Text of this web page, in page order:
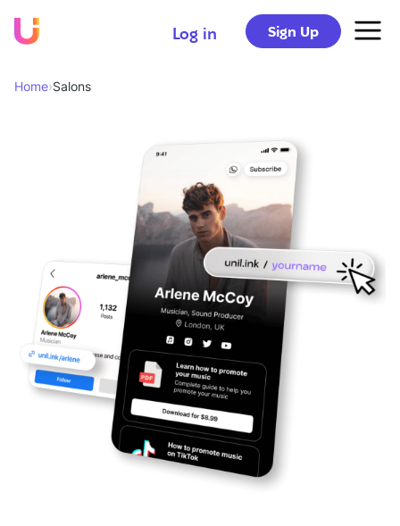
Log in Sign Up
Home›Salons